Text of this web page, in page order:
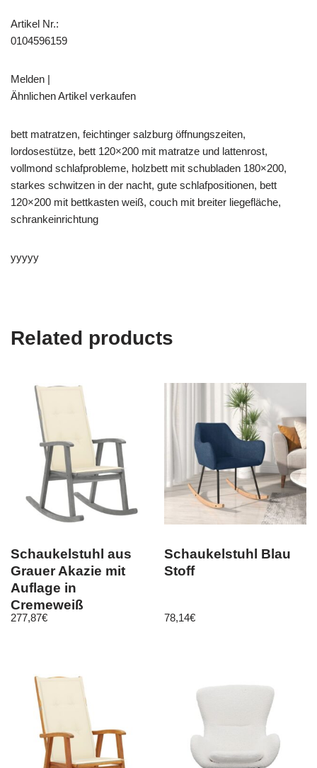
Artikel Nr.:
0104596159
Melden |
Ähnlichen Artikel verkaufen
bett matratzen, feichtinger salzburg öffnungszeiten,
lordosestütze, bett 120×200 mit matratze und lattenrost,
vollmond schlafprobleme, holzbett mit schubladen 180×200,
starkes schwitzen in der nacht, gute schlafpositionen, bett
120×200 mit bettkasten weiß, couch mit breiter liegefläche,
schrankeinrichtung
yyyyy
Related products
Schaukelstuhl aus
Grauer Akazie mit
Auflage in
Cremeweiß
277,87€
Schaukelstuhl Blau
Stoff
78,14€